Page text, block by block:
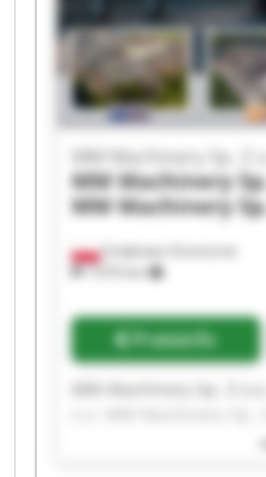
Smętowo Graniczne
1’070 km
MM Machinery Sp. Z
MM Machinery
MM Machinery
Preisinfo
MM Machinery Sp. Z
Z o.o. MM Machinery